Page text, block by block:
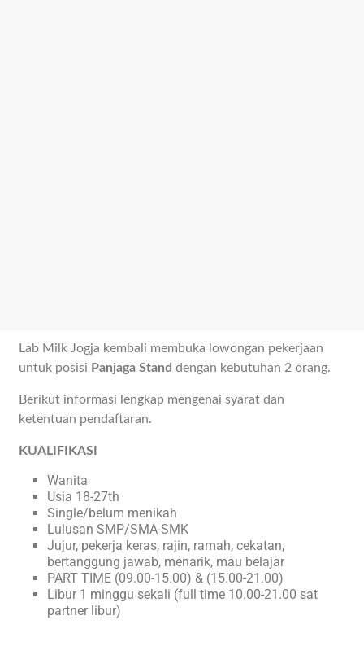
Lab Milk Jogja kembali membuka lowongan pekerjaan
untuk posisi Panjaga Standdengan kebutuhan 2 orang.
Berikut informasi lengkap mengenai syarat dan
ketentuan pendaftaran.
KUALIFIKASI
Wanita
Usia 18-27th
Single/belum menikah
Lulusan SMP/SMA-SMK
Jujur, pekerja keras, rajin, ramah, cekatan,
bertanggung jawab, menarik, mau belajar
PART TIME (09.00-15.00) & (15.00-21.00)
Libur 1 minggu sekali (full time 10.00-21.00 sat
partner libur)